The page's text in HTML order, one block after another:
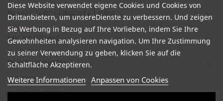
BENUTZERDEFINIERTE LINKS keyboard_arrow_down
MY ACCOUNT keyboard_arrow_down
BEWERTUNGEN
INFORMATIONEN 
Diese Website verwendet eigene Cookies und Cookies von
Drittanbietern, um unsereDienste zu verbessern. Und zeigen
Sie Werbung in Bezug auf Ihre Vorlieben, indem Sie Ihre
Gewohnheiten analysieren navigation. Um Ihre Zustimmung
zu seiner Verwendung zu geben, klicken Sie auf die
Schaltfläche Akzeptieren.
Weitere Informationen Anpassen von Cookies